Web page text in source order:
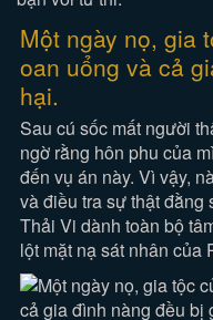
Một ngày nọ, gia
oan uổng và cả
hại.
Sau cú sốc mất người
ngờ rằng hôn phu của
đến vụ án này. Vì vậy,
và điều tra sự thật
Thải Vi dành toàn bộ
lột mặt nạ sát nhân của